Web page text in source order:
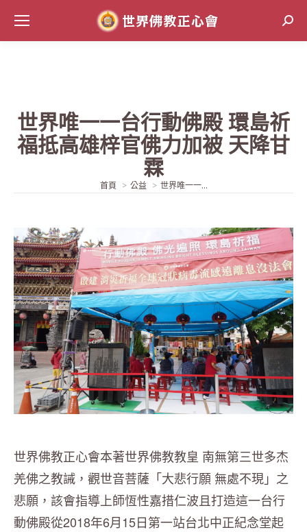
世界唯一一台行動佛殿 環島祈
福抵高雄梓官佛力加被 天降甘
霖
當前位置:
首頁 公益 世界唯一一...
世界佛教正心會本著世界佛教教皇 南無第三世多杰
羌佛之教誡，觀世音菩薩「大悲行願 無處不現」之
悲願，該會指導上師恆性嘉措仁波且打造這一台行
動佛殿從2018年6月15日第一站台北中正紀念堂起